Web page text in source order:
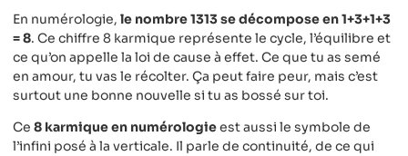
En numérologie, le nombre 1313 se décompose en 1+3+1+3
= 8. Ce chiffre 8 karmique représente le cycle, l’équilibre et
ce qu’on appelle la loi de cause à effet. Ce que tu as semé
en amour, tu vas le récolter. Ça peut faire peur, mais c’est
surtout une bonne nouvelle si tu as bossé sur toi.
Ce 8 karmique en numérologieest aussi le symbole de
l’infini posé à la verticale. Il parle de continuité, de ce qui